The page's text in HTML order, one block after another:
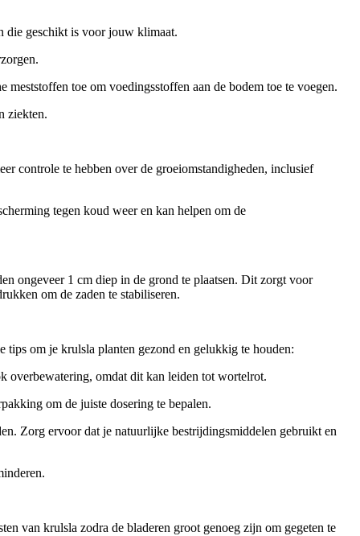
die geschikt is voor jouw klimaat.
toe om voedingsstoffen aan de bodem toe te voegen.
ziekten.
controle te hebben over de groeiomstandigheden, inclusief
tegen koud weer en kan helpen om de
ongeveer 1 cm diep in de grond te plaatsen. Dit zorgt voor
om de zaden te stabiliseren.
om je krulsla planten gezond en gelukkig te houden:
overbewatering, omdat dit kan leiden tot wortelrot.
om de juiste dosering te bepalen.
Zorg ervoor dat je natuurlijke bestrijdingsmiddelen gebruikt en
van krulsla zodra de bladeren groot genoeg zijn om gegeten te